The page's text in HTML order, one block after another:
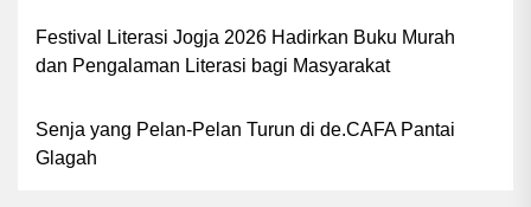
Festival Literasi Jogja 2026 Hadirkan Buku Murah
dan Pengalaman Literasi bagi Masyarakat
Senja yang Pelan-Pelan Turun di de.CAFA Pantai
Glagah